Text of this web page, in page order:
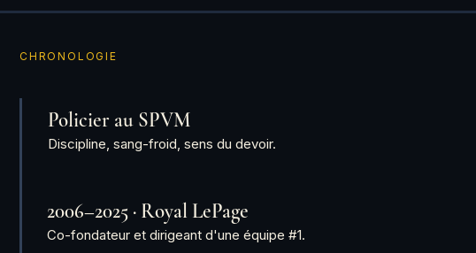
CHRONOLOGIE
Policier au SPVM
Discipline, sang-froid, sens du devoir.
2006–2025 · Royal LePage
Co-fondateur et dirigeant d'une équipe #1.